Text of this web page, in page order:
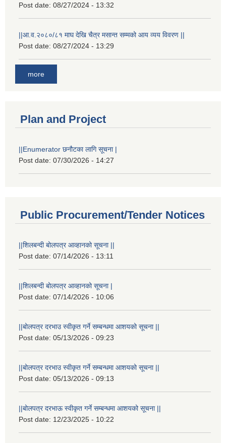
Post date: 08/27/2024 - 13:32
||आ.व.२०८०/८१ माघ देखि चैत्र मसान्त सम्मको आय व्यय विवरण ||
Post date: 08/27/2024 - 13:29
more
Plan and Project
||Enumerator छनौटका लागि सूचना |
Post date: 07/30/2026 - 14:27
Public Procurement/Tender Notices
||शिलबन्दी बोलपत्र आव्हानको सूचना ||
Post date: 07/14/2026 - 13:11
||शिलबन्दी बोलपत्र आव्हानको सूचना |
Post date: 07/14/2026 - 10:06
||बोलपत्र दरभाउ स्वीकृत गर्ने सम्बन्धमा आशयको सूचना ||
Post date: 05/13/2026 - 09:23
||बोलपत्र दरभाउ स्वीकृत गर्ने सम्बन्धमा आशयको सूचना ||
Post date: 05/13/2026 - 09:13
||बोलपत्र दरभाऊ स्वीकृत गर्ने सम्बन्धमा आशयको सूचना ||
Post date: 12/23/2025 - 10:22